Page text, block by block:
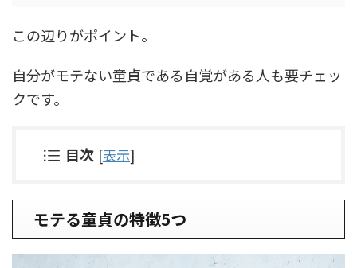
この辺りがポイント。
自分がモテない童貞である自覚がある人も要チェッ
クです。
目次 [表示]
モテる童貞の特徴5つ